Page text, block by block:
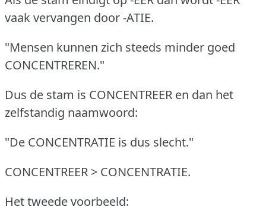
vaak vervangen door -ATIE.
"Mensen kunnen zich steeds minder goed
CONCENTREREN."
Dus de stam is CONCENTREER en dan het
zelfstandig naamwoord:
"De CONCENTRATIE is dus slecht."
CONCENTREER > CONCENTRATIE.
Het tweede voorbeeld: